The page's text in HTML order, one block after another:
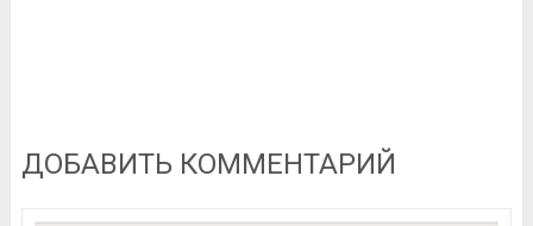
ДОБАВИТЬ КОММЕНТАРИЙ